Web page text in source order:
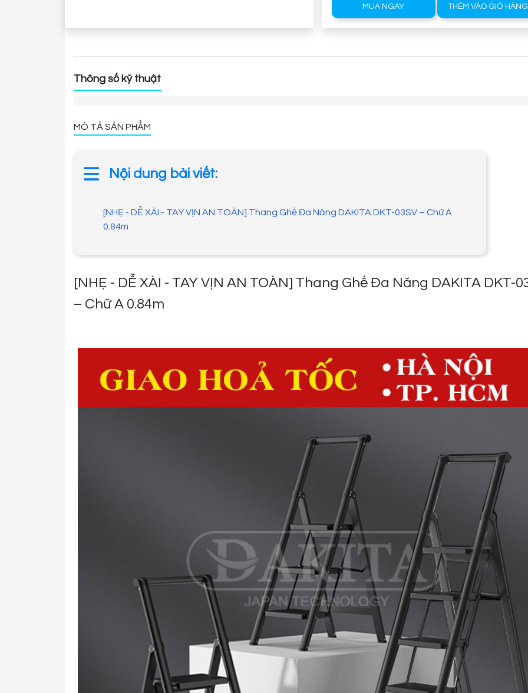
MUA NGAY THÊM VÀO GIỎ HÀNG
Thông số kỹ thuật
MÔ TẢ SẢN PHẨM
Nội dung bài viết:
[NHẸ - DỄ XÀI - TAY VỊN AN TOÀN] Thang Ghế Đa Năng DAKITA DKT-03SV – Chữ A
0.84m
[NHẸ - DỄ XÀI - TAY VỊN AN TOÀN] Thang Ghế Đa Năng DAKITA DKT-03SV
– Chữ A 0.84m